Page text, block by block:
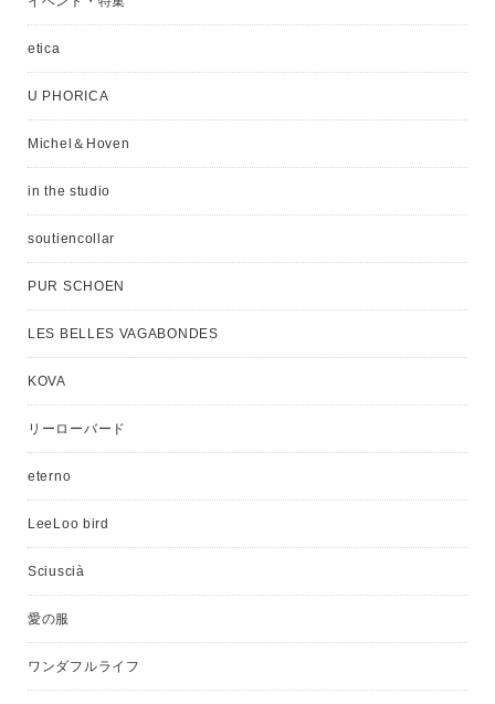
etica
U PHORICA
Michel＆Hoven
in the studio
soutiencollar
PUR SCHOEN
LES BELLES VAGABONDES
KOVA
リーローバード
eterno
LeeLoo bird
Sciuscià
愛の服
ワンダフルライフ